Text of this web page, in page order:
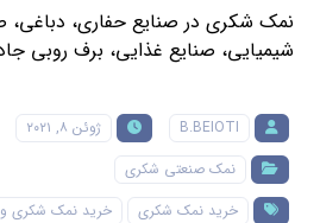
نمک شکری در صنایع حفاری، دباغی،
شیمیایی، صنایع غذایی، برف روبی
B.BEIOTI
ژوئن ۸, ۲۰۲۱
نمک صنعتی شکری
خرید نمک شکری
خرید نمک شکری